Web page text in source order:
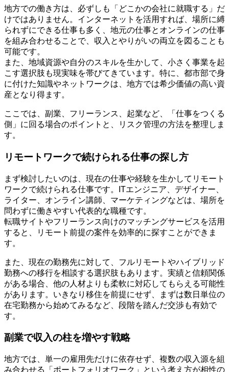
地方での働き方は、必ずしも「どこかの会社に就職する」だ
けではありません。インターネットを活用すれば、場所に縛
られずにできる仕事も多く、地元の仕事とオンラインの仕事
を組み合わせることで、収入とやりがいの両立を図ることも
可能です。
また、地域資源や自分のスキルを生かして、小さく事業を起
こす選択肢も現実味を帯びてきています。特に、都市部で身
に付けた知識やネットワークは、地方では希少価値の高い資
産となり得ます。
ここでは、副業、フリーランス、起業など、「仕事をつくる
側」に回る場合のポイントと、リスク管理の方法を整理しま
す。
リモートワークで続けられる仕事の探し方
まず検討したいのは、現在の仕事や経験を生かしてリモート
ワークで続けられる仕事です。ITエンジニア、デザイナー、
ライター、オンライン講師、マーケティングなどは、場所を
問わずに働きやすい代表的な職種です。
転職サイトやフリーランス向けのマッチングサービスを活用
すると、リモート前提の案件を効率的に探すことができま
す。
また、現在の勤務先に対して、フルリモートやハイブリッド
勤務への移行を相談する選択肢もあります。実績と信頼関係
がある場合、他の人材よりも柔軟に対応してもらえる可能性
があります。いきなり移住を前提にせず、まずは数日単位の
在宅勤務から始めてみるなど、段階を踏んだ交渉も有効で
す。
副業で収入の柱を増やす戦略
地方では、単一の雇用先だけに依存せず、複数の収入源を組
み合わせる「ポートフォリオワーク」という考え方が相性の